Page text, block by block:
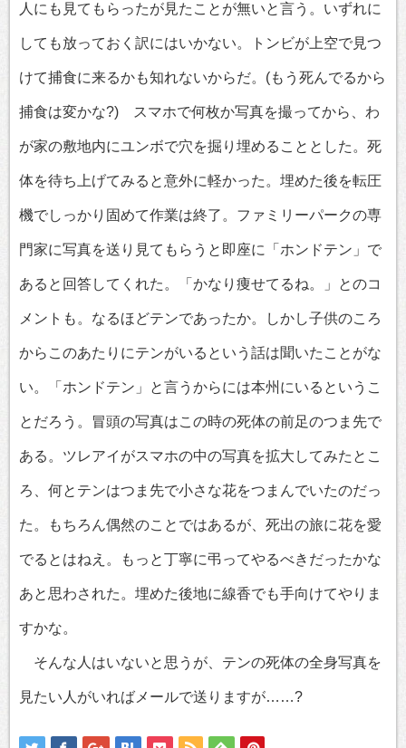
人にも見てもらったが見たことが無いと言う。いずれに
しても放っておく訳にはいかない。トンビが上空で見つ
けて捕食に来るかも知れないからだ。(もう死んでるから
捕食は変かな?) スマホで何枚か写真を撮ってから、わ
が家の敷地内にユンボで穴を掘り埋めることとした。死
体を待ち上げてみると意外に軽かった。埋めた後を転圧
機でしっかり固めて作業は終了。ファミリーパークの専
門家に写真を送り見てもらうと即座に「ホンドテン」で
あると回答してくれた。「かなり痩せてるね。」とのコ
メントも。なるほどテンであったか。しかし子供のころ
からこのあたりにテンがいるという話は聞いたことがな
い。「ホンドテン」と言うからには本州にいるというこ
とだろう。冒頭の写真はこの時の死体の前足のつま先で
ある。ツレアイがスマホの中の写真を拡大してみたとこ
ろ、何とテンはつま先で小さな花をつまんでいたのだっ
た。もちろん偶然のことではあるが、死出の旅に花を愛
でるとはねえ。もっと丁寧に弔ってやるべきだったかな
あと思わされた。埋めた後地に線香でも手向けてやりま
すかな。
そんな人はいないと思うが、テンの死体の全身写真を
見たい人がいればメールで送りますが……?